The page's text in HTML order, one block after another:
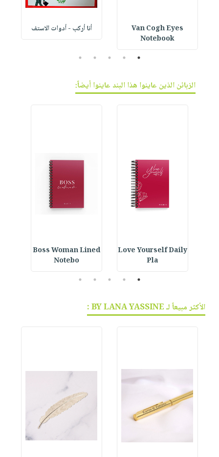
Van Cogh Eyes
Notebook
أنا أركب - أدوات الاستف
1
2
3
4
5
الزبائن الذين عاينوا هذا البند عاينوا أيضاً:
Love Yourself Daily
Pla
Boss Woman Lined
Notebo
1
2
3
4
5
الأكثر مبيعاً لـ BY LANA YASSINE :